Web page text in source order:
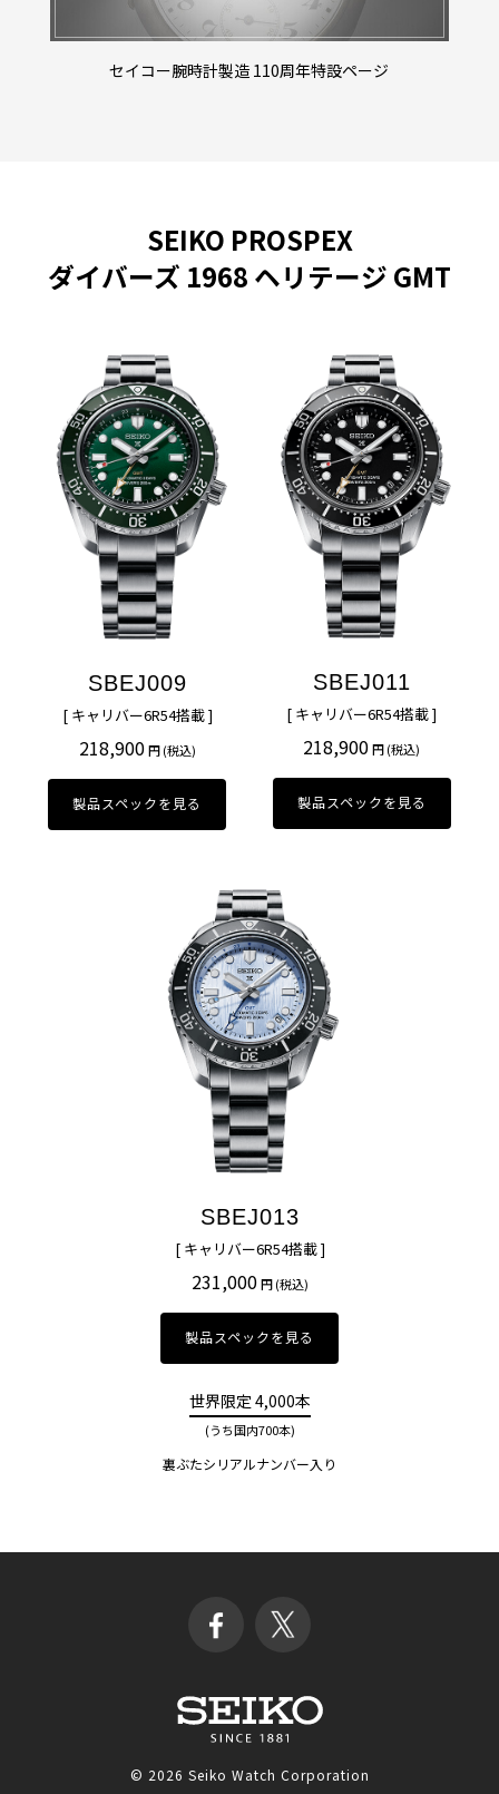
セイコー腕時計製造 110周年特設ページ
SEIKO PROSPEX
ダイバーズ 1968 ヘリテージ GMT
SBEJ009
[ キャリバー6R54搭載 ]
218,900 円 (税込)
製品スペックを見る
SBEJ011
[ キャリバー6R54搭載 ]
218,900 円 (税込)
製品スペックを見る
SBEJ013
[ キャリバー6R54搭載 ]
231,000 円 (税込)
製品スペックを見る
世界限定 4,000本
(うち国内700本)
裏ぶたシリアルナンバー入り
© 2026 Seiko Watch Corporation